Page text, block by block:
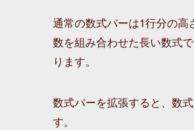
通常の数式バーは1行分の
数を組み合わせた長い数式
ります。
数式バーを拡張すると、数
す。